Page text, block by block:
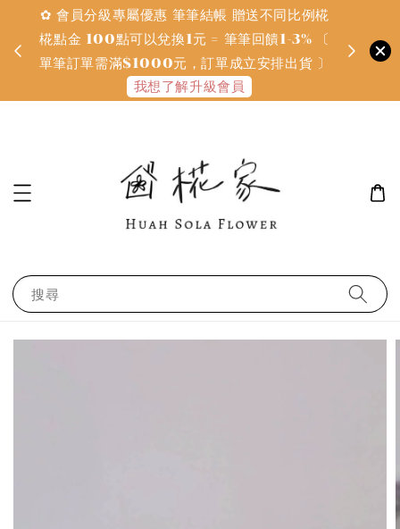
✿ 會員分級專屬優惠 筆筆結帳 贈送不同比例椛
椛點金 100點可以兌換1元 = 筆筆回饋1-3% 〔
單筆訂單需滿$1000元，訂單成立安排出貨 〕
我想了解升級會員
搜尋